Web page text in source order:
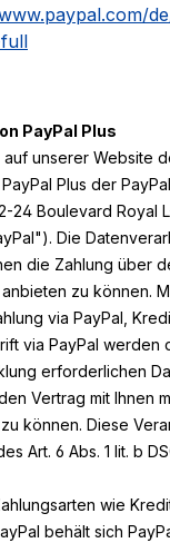
PayPal Plus
unserer Website
Plus der
24 Boulevard Royal
Die
die Zahlung über
zu können.
via PayPal,
via PayPal werden
erforderlichen
Vertrag mit Ihnen
können. Diese
Art. 6 Abs. 1 lit. b
wie
behält sich